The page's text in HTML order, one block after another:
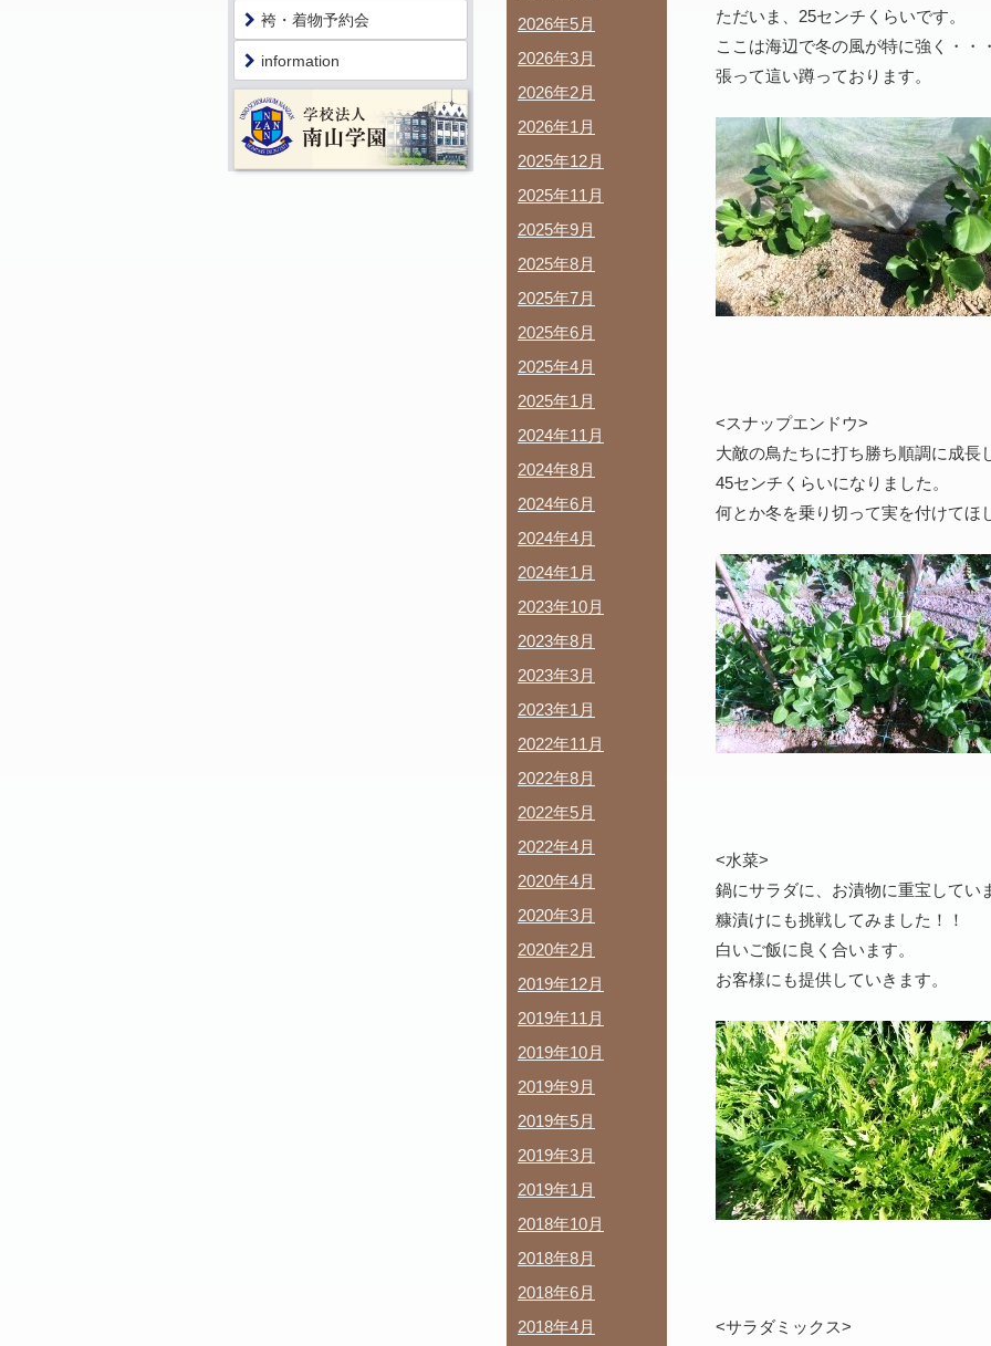
ただいま、25センチくらいです。
ここは海辺で冬の風が特に強く・
張って這い蹲っております。
<スナップエンドウ>
大敵の鳥たちに打ち勝ち順調に成長
45センチくらいになりました。
何とか冬を乗り切って実を付けてほ
<水菜>
鍋にサラダに、お漬物に重宝してい
糠漬けにも挑戦してみました！！
白いご飯に良く合います。
お客様にも提供していきます。
<サラダミックス>
2026年5月
2026年3月
2026年2月
2026年1月
2025年12月
2025年11月
2025年9月
2025年8月
2025年7月
2025年6月
2025年4月
2025年1月
2024年11月
2024年8月
2024年6月
2024年4月
2024年1月
2023年10月
2023年8月
2023年3月
2023年1月
2022年11月
2022年8月
2022年5月
2022年4月
2020年4月
2020年3月
2020年2月
2019年12月
2019年11月
2019年10月
2019年9月
2019年5月
2019年3月
2019年1月
2018年10月
2018年8月
2018年6月
2018年4月
袴・着物予約会
information